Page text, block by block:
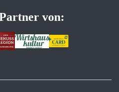
von: